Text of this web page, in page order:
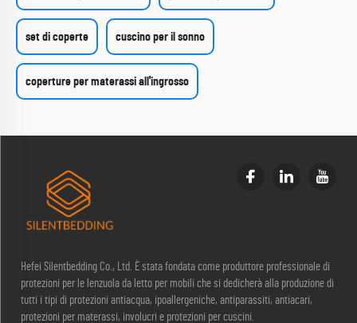
set di coperte cuscino per il sonno
coperture per materassi all'ingrosso
Hefei Silentbedding Co., Ltd. È stata fondata come produttore professionale di
protezioni per le lenzuola da letto per mobili che si dedicherà alla produzione di
tutti i tipi di protezioni antiacqua, ipoallergeniche, antiparassiti, antiacari,
protezioni per materassi, involucri e protezioni per cuscini.